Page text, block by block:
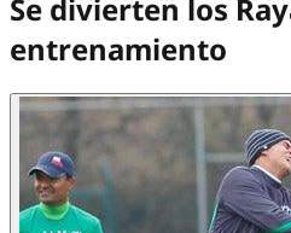
Se divierten los
entrenamiento